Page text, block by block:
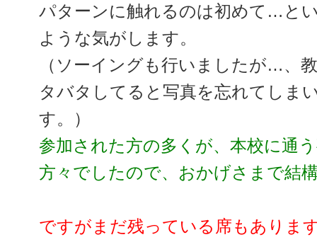
パターンに触れるのは初めて…と
ような気がします。
（ソーイングも行いましたが…、
タバタしてると写真を忘れてしま
す。）
参加された方の多くが、本校に通
方々でしたので、おかげさまで結
ですがまだ残っている席もありま